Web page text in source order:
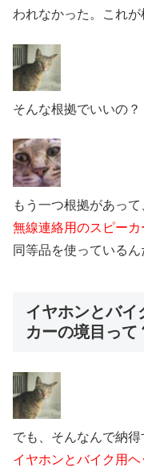
われなかった。これが
そんな根拠でいいの？
もう一つ根拠があって
無線連絡用のスピーカ
同等品を使っているん
イヤホンとバイ
カーの境目って
でも、そんなんで納得
イヤホンとバイク用